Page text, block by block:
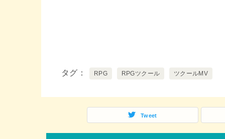
タグ RPG RPGツクール ツクールMV
Tweet